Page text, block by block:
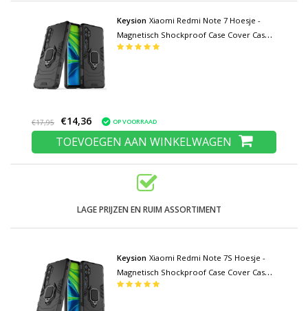
Keysion Xiaomi Redmi Note 7 Hoesje -
Magnetisch Shockproof Case Cover Cas
TPU Zwart + Kickstand
€17,95 €14,36 OP VOORRAAD
TOEVOEGEN AAN WINKELWAGEN
LAGE PRIJZEN EN RUIM ASSORTIMENT
Keysion Xiaomi Redmi Note 7S Hoesje -
Magnetisch Shockproof Case Cover Cas
TPU Zwart + Kickstand